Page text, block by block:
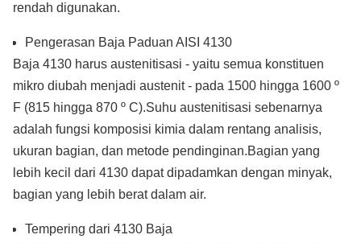
rendah digunakan.
Pengerasan Baja Paduan AISI 4130
Baja 4130 harus austenitisasi - yaitu semua konstituen
mikro diubah menjadi austenit - pada 1500 hingga 1600 º
F (815 hingga 870 º C).Suhu austenitisasi sebenarnya
adalah fungsi komposisi kimia dalam rentang analisis,
ukuran bagian, dan metode pendinginan.Bagian yang
lebih kecil dari 4130 dapat dipadamkan dengan minyak,
bagian yang lebih berat dalam air.
Tempering dari 4130 Baja